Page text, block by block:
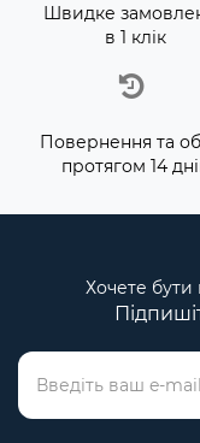
Швидке
в 1 клік
Повернення та
протягом 14
Хочете бути